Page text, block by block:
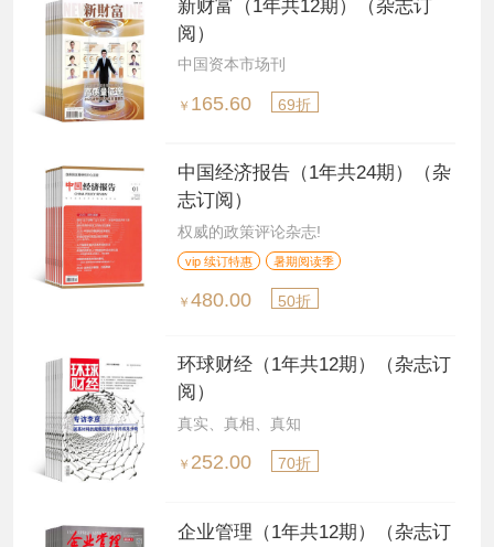
新财富（1年共12期）（杂志订
阅）
中国资本市场刊
￥ 165.60 69折
中国经济报告（1年共24期）（杂
志订阅）
权威的政策评论杂志!
vip 续订特惠 暑期阅读季
￥480.00 50折
环球财经（1年共12期）（杂志订
阅）
真实、真相、真知
￥ 252.00 70折
企业管理（1年共12期）（杂志订